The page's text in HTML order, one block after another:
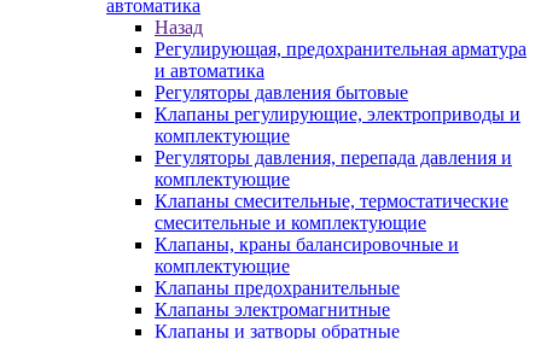
автоматика
Назад
Регулирующая, предохранительная арматура
и автоматика
Регуляторы давления бытовые
Клапаны регулирующие, электроприводы и
комплектующие
Регуляторы давления, перепада давления и
комплектующие
Клапаны смесительные, термостатические
смесительные и комплектующие
Клапаны, краны балансировочные и
комплектующие
Клапаны предохранительные
Клапаны электромагнитные
Клапаны и затворы обратные